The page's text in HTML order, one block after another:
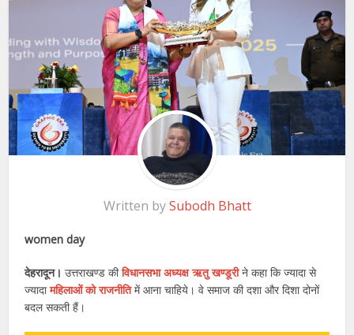
Written bySubodh Bhatt
women day
देहरादून।उत्तराखण्ड कीविधानसभा अध्यक्ष ऋतु खण्डूरीने कहा कि ज्यादा से
ज्यादामहिलाओं को राजनीतिमें आना चाहिये। वे समाज की दशा और दिशा दोनों
बदल सकती हैं।